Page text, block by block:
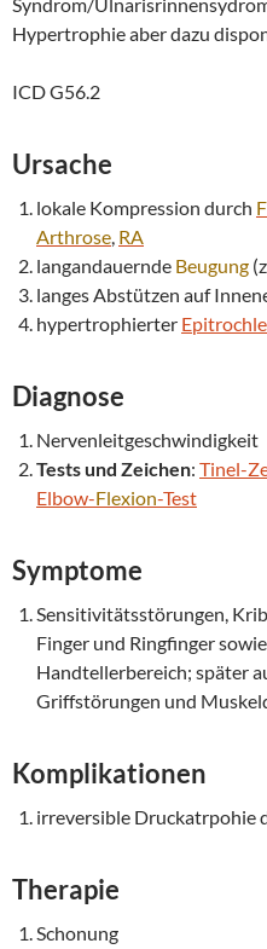
Hypertrophie aber dazu
ICD G56.2
Ursache
lokale Kompression durch
Arthrose, RA
langandauernde Beugung
langes Abstützen auf
hypertrophierter
Diagnose
Nervenleitgeschwindigkeit
Tests und Zeichen: Tinel-
Elbow-Flexion-Test
Symptome
Sensitivitätsstörungen,
Finger und Ringfinger
Handtellerbereich; später
Griffstörungen und
Komplikationen
irreversible Druckatrpohie
Therapie
Schonung